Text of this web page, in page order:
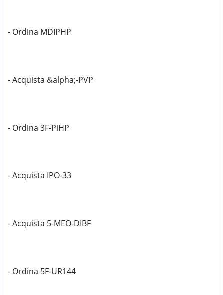
- Ordina MDIPHP
- Acquista &alpha;-PVP
- Ordina 3F-PiHP
- Acquista IPO-33
- Acquista 5-MEO-DIBF
- Ordina 5F-UR144